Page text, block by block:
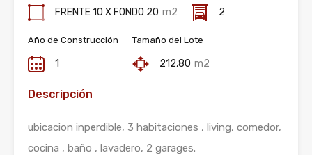
FRENTE 10 X FONDO 20 m2 2
Año de Construcción
1
Tamaño del Lote
212,80 m2
Descripción
ubicacion inperdible, 3 habitaciones , living, comedor,
cocina , baño , lavadero, 2 garages.